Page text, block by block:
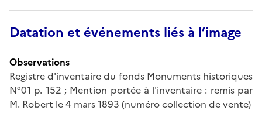
Datation et événements liés à l’image
Observations
Registre d'inventaire du fonds Monuments historiques
N°01 p. 152 ; Mention portée à l'inventaire : remis par
M. Robert le 4 mars 1893 (numéro collection de vente)